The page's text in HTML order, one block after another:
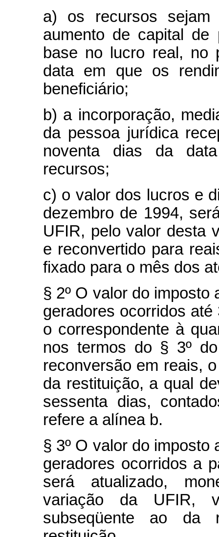
a) os recursos sejam
aumento de capital de
base no lucro real, no
data em que os
beneficiário;
b) a incorporação,
da pessoa jurídica
noventa dias da
recursos;
c) o valor dos lucros e
dezembro de 1994,
UFIR, pelo valor desta
e reconvertido para
fixado para o mês dos
§ 2º O valor do imposto
geradores ocorridos
o correspondente à
nos termos do § 3º
reconversão em reais,
da restituição, a qual
sessenta dias,
refere a alínea b.
§ 3º O valor do imposto
geradores ocorridos a
será atualizado,
variação da UFIR,
subseqüente ao da